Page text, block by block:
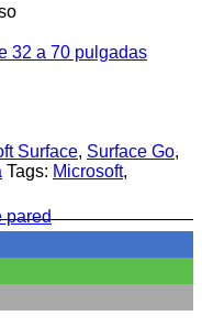
32 a 70 pulgadas
pared
Surface, Surface Go,
Tags: Microsoft,